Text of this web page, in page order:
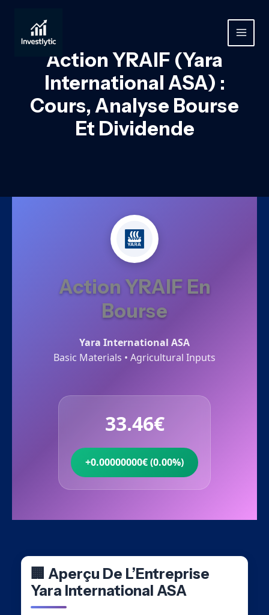
contenu
MAIN
Action YRAIF (Yara
International ASA) :
Cours, Analyse Bourse
Et Dividende
Action YRAIF En
Bourse
Yara International ASA
Basic Materials • Agricultural Inputs
33.46€
+0.00000000€ (0.00%)
🏢 Aperçu De L’Entreprise
Yara International ASA